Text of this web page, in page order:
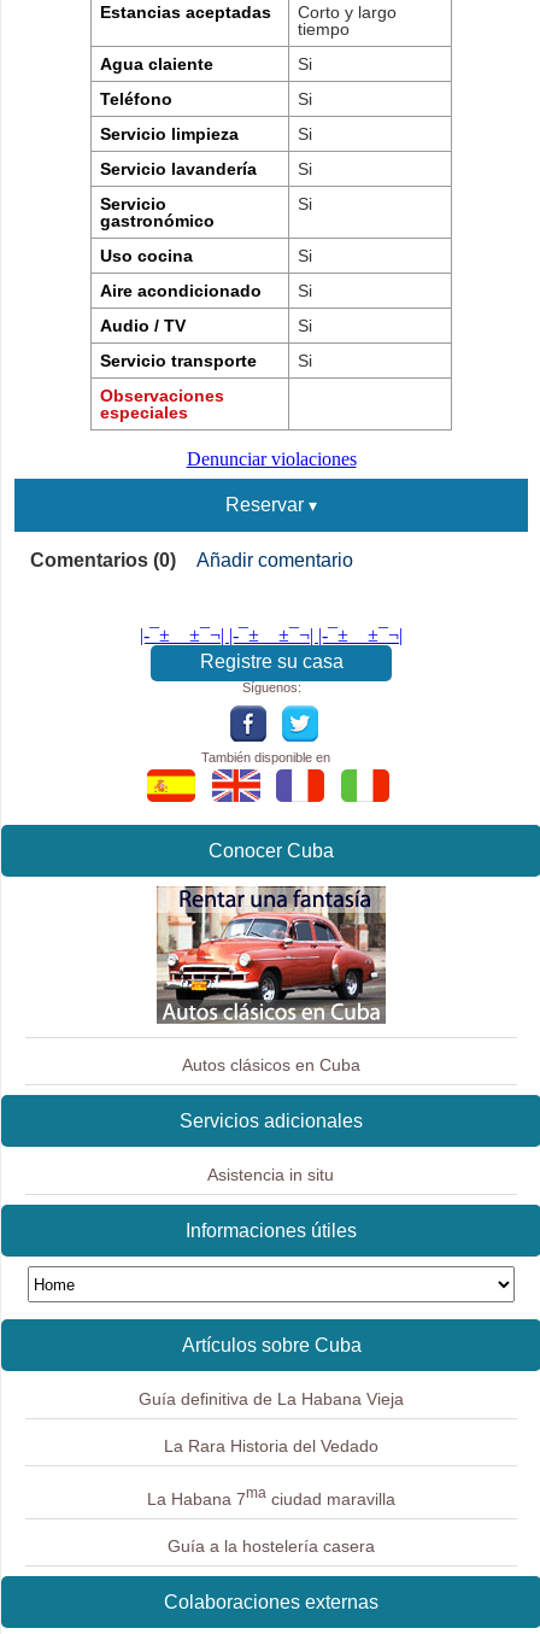
Estancias aceptadas
Corto y largo
tiempo
Agua claiente
Si
Teléfono
Si
Servicio limpieza
Si
Servicio lavandería
Si
Servicio
gastronómico
Si
Uso cocina
Si
Aire acondicionado
Si
Audio / TV
Si
Servicio transporte
Si
Observaciones
especiales
Denunciar violaciones
Reservar
Comentarios (0) Añadir comentario
|-¯±­__­±¯¬| |-¯±­__­±¯¬| |-¯±­__­±¯¬|
Registre su casa
Síguenos:
También disponible en
Conocer Cuba
Autos clásicos en Cuba
Servicios adicionales
Asistencia in situ
Informaciones útiles
Artículos sobre Cuba
Guía definitiva de La Habana Vieja
La Rara Historia del Vedado
La Habana 7maciudad maravilla
Guía a la hostelería casera
Colaboraciones externas